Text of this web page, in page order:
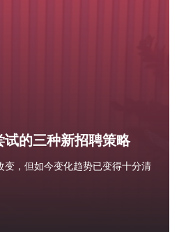
的三种新招聘策略
变，但如今变化趋势已变得十分清